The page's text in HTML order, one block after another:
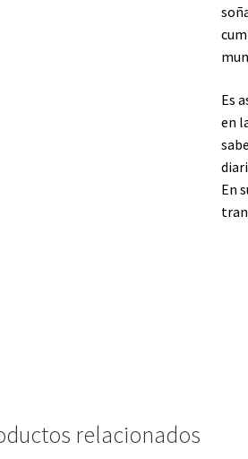
Es
en
En
relacionados